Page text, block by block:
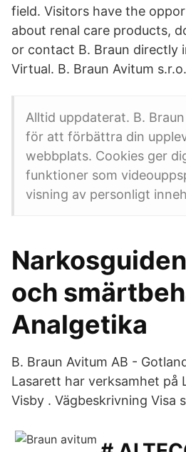
field. Visitors have the
about renal care products,
or contact B. Braun directly
Virtual. B. Braun Avitum s.r.o.
Alltid uppdaterat. B.
för att förbättra din
webbplats. Cookies ger
funktioner som
visning av personligt
och
Analgetika
B. Braun Avitum AB -
Lasarett har verksamhet på
Visby . Vägbeskrivning Visa